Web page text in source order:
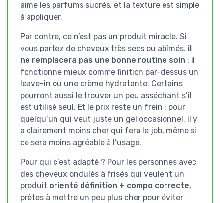
aime les parfums sucrés, et la texture est simple
à appliquer.
Par contre, ce n’est pas un produit miracle. Si
vous partez de cheveux très secs ou abîmés, il
ne remplacera pas une bonne routine soin : il
fonctionne mieux comme finition par-dessus un
leave-in ou une crème hydratante. Certains
pourront aussi le trouver un peu asséchant s’il
est utilisé seul. Et le prix reste un frein : pour
quelqu’un qui veut juste un gel occasionnel, il y
a clairement moins cher qui fera le job, même si
ce sera moins agréable à l’usage.
Pour qui c’est adapté ? Pour les personnes avec
des cheveux ondulés à frisés qui veulent un
produit orienté définition + compo correcte,
prêtes à mettre un peu plus cher pour éviter